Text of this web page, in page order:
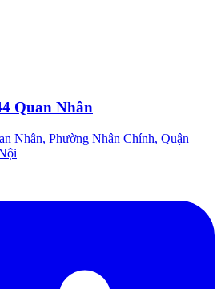
Quan Nhân
Nhân, Phường Nhân Chính, Quận